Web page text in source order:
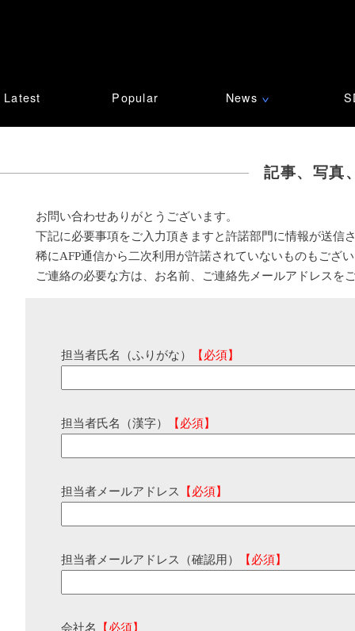
Latest Popular News ∨
記事、写真
お問い合わせありがとうございます。
下記に必要事項をご入力頂きますと許諾部門に情報が送信
稀にAFP通信から二次利用が許諾されていないものもござ
ご連絡の必要な方は、お名前、ご連絡先メールアドレスを
担当者氏名（ふりがな） 【必須】
担当者氏名（漢字） 【必須】
担当者メールアドレス 【必須】
担当者メールアドレス（確認用） 【必須】
会社名 【必須】